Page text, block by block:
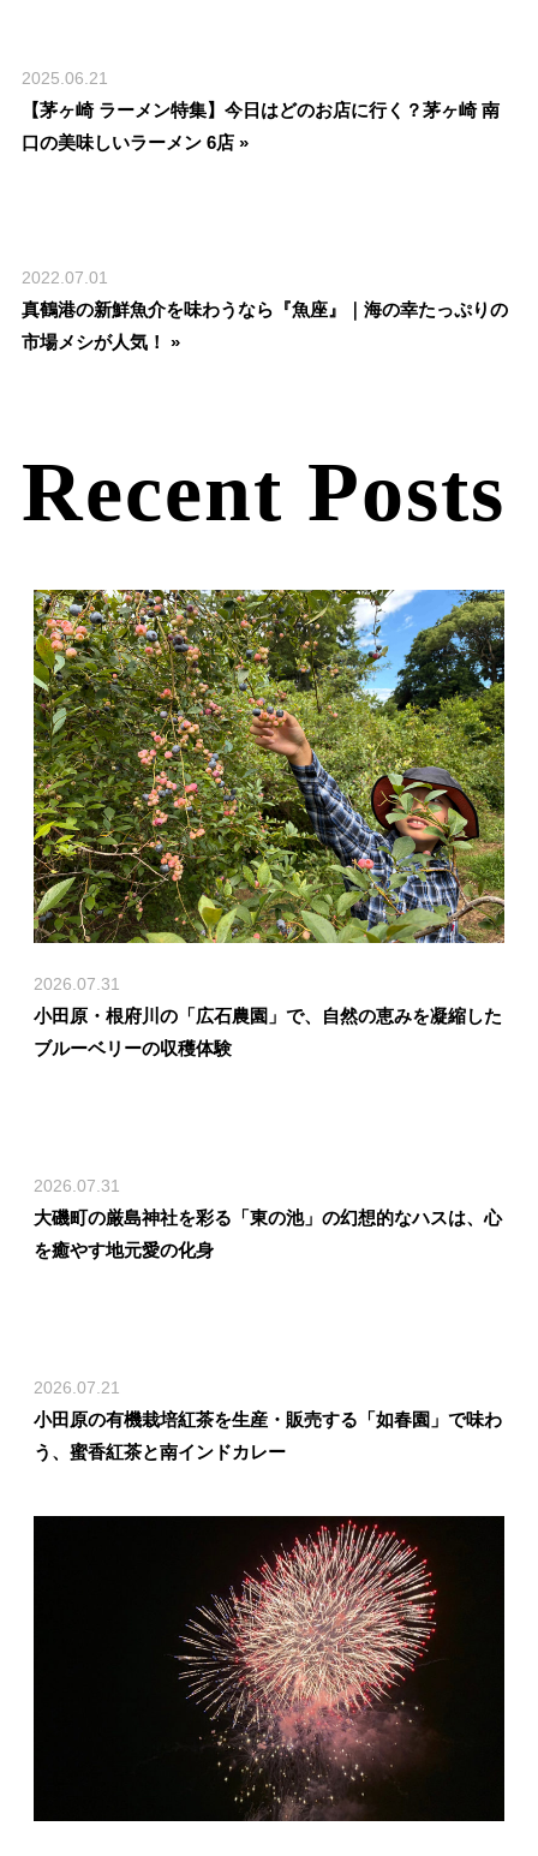
2025.06.21
【茅ヶ崎 ラーメン特集】今日はどのお店に行く？茅ヶ崎 南
口の美味しいラーメン 6店 »
2022.07.01
真鶴港の新鮮魚介を味わうなら『魚座』｜海の幸たっぷりの
市場メシが人気！ »
Recent Posts
2026.07.31
小田原・根府川の「広石農園」で、自然の恵みを凝縮した
ブルーベリーの収穫体験
2026.07.31
大磯町の厳島神社を彩る「東の池」の幻想的なハスは、心
を癒やす地元愛の化身
2026.07.21
小田原の有機栽培紅茶を生産・販売する「如春園」で味わ
う、蜜香紅茶と南インドカレー